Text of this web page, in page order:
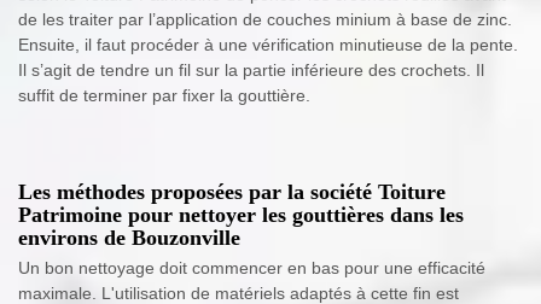
de les traiter par l’application de couches minium à base de zinc.
Ensuite, il faut procéder à une vérification minutieuse de la pente.
Il s’agit de tendre un fil sur la partie inférieure des crochets. Il
suffit de terminer par fixer la gouttière.
Les méthodes proposées par la société Toiture
Patrimoine pour nettoyer les gouttières dans les
environs de Bouzonville
Un bon nettoyage doit commencer en bas pour une efficacité
maximale. L'utilisation de matériels adaptés à cette fin est